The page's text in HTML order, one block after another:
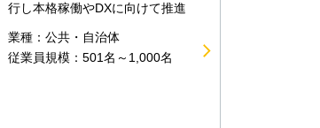
行し本格稼働やDXに向けて推進
業種：公共・自治体
従業員規模：501名～1,000名